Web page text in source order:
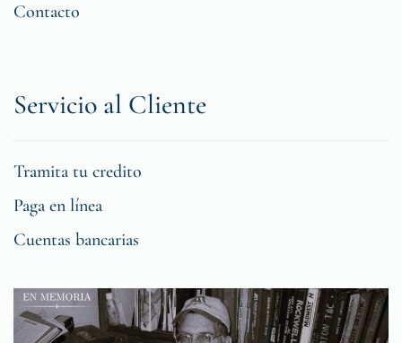
Contacto
Servicio al Cliente
Tramita tu credito
Paga en línea
Cuentas bancarias